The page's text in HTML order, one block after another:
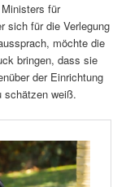
für
sich für die Verlegung
möchte die
bringen, dass sie
der Einrichtung
schätzen weiß.